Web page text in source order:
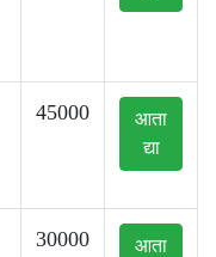
45000
आता
द्या
30000
आता